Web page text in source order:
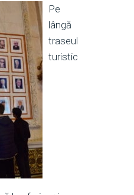
Pe
lângă
traseul
turistic